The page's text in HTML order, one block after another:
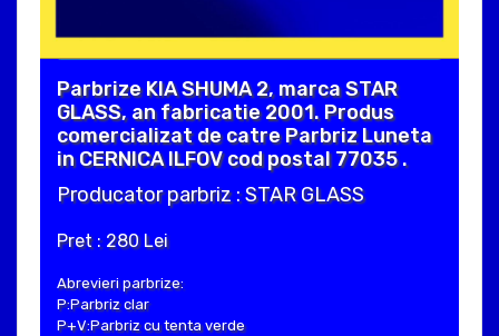
Parbrize KIA SHUMA 2, marca STAR
GLASS, an fabricatie 2001. Produs
comercializat de catre Parbriz Luneta
in CERNICA ILFOV cod postal 77035 .
Producator parbriz : STAR GLASS
Pret : 280 Lei
Abrevieri parbrize:
P:Parbriz clar
P+V:Parbriz cu tenta verde